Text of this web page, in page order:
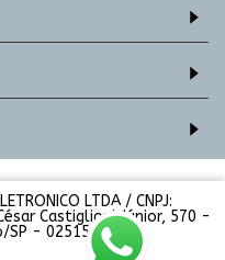
LTDA / CNPJ:
Castiglioni Júnior, 570 -
SP - 02515-000